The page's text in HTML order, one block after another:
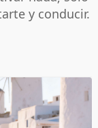
y conducir.